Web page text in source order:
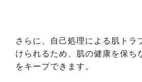
さらに、自己処理による肌トラ
けられるため、肌の健康を保ち
をキープできます。